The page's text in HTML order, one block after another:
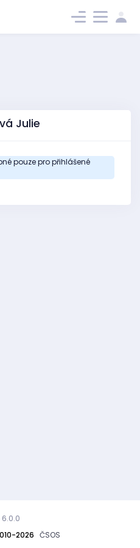
Julie
pouze pro přihlášené
2026 ČSOS
6.0.0